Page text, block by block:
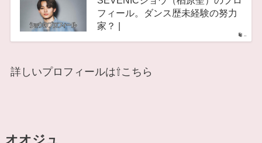
–
フィール。ダンス歴未経験の努力
家？ |
詳しいプロフィールは⇧こちら